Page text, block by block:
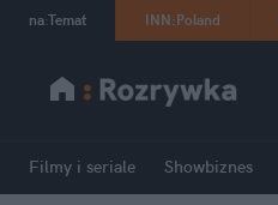
na:Temat INN:Poland
Filmy i seriale Showbiznes